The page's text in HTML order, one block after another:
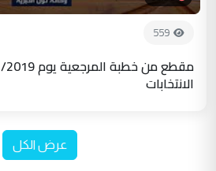
559
الانتخابات
عرض الكل